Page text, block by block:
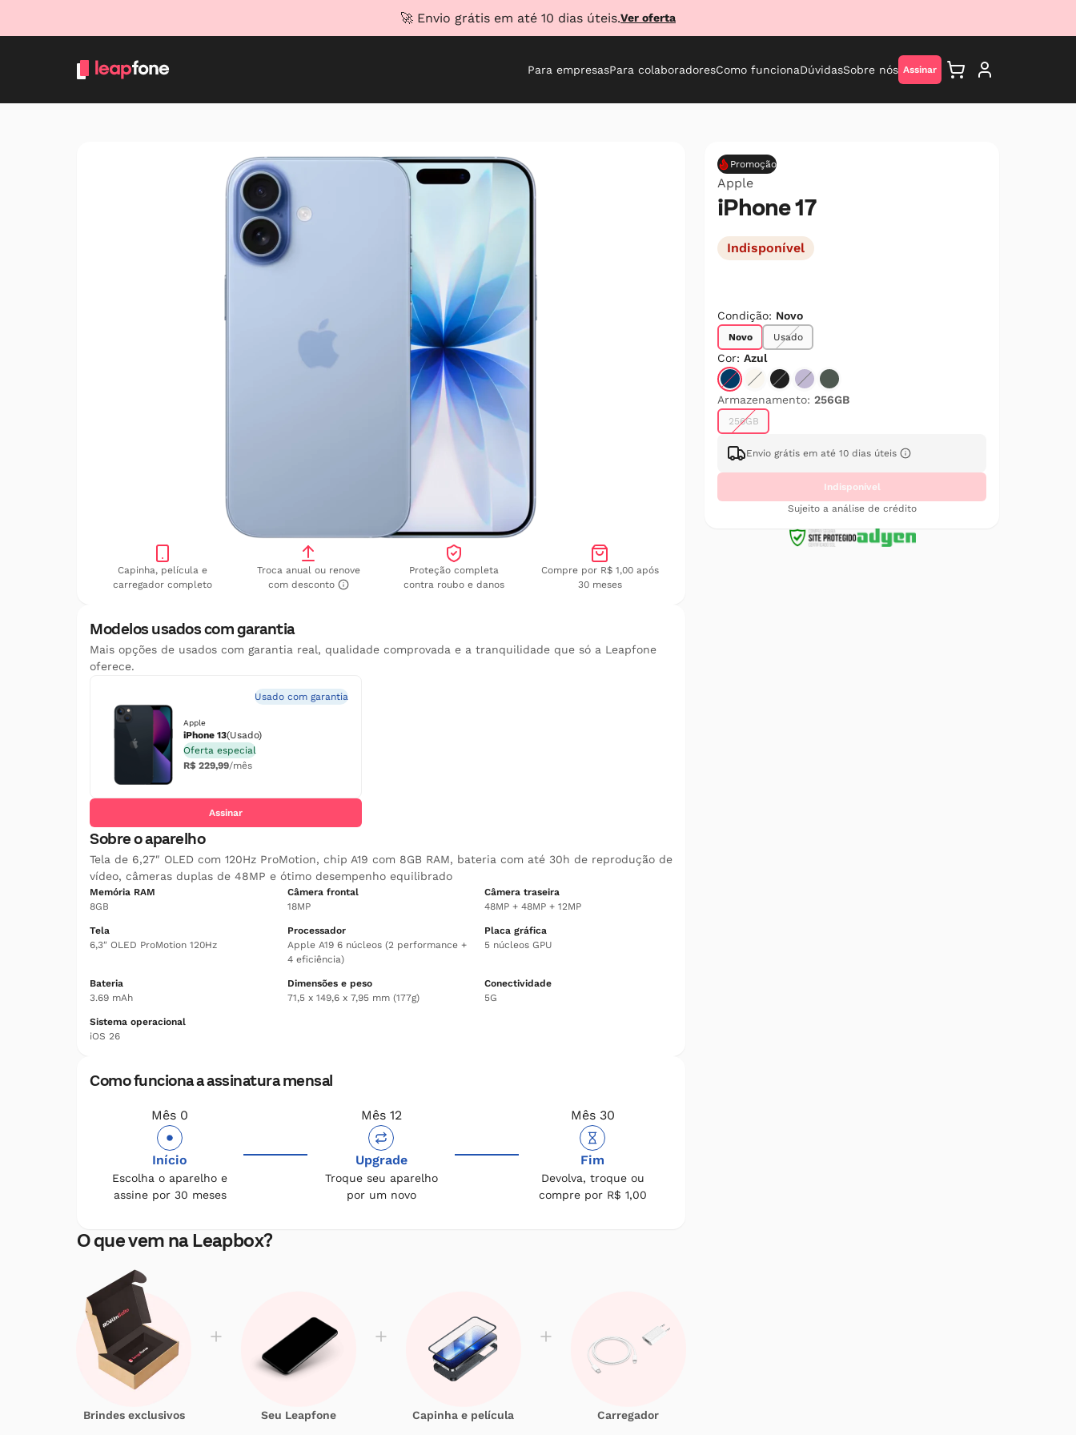
🚀 Envio grátis em até 10 dias úteis.Ver oferta
Para empresasPara colaboradoresComo funcionaDúvidasSobre nós Assinar
Capinha, película e
carregador completo
Troca anual ou renove
com desconto
Proteção completa
contra roubo e danos
Compre por R$ 1,00 após
30 meses
Modelos usados com garantia
Mais opções de usados com garantia real, qualidade comprovada e a tranquilidade que só a Leapfone
oferece.
Usado com garantia
Apple
iPhone 13(Usado)
Oferta especial
R$ 229,99/mês
Assinar
Sobre o aparelho
Tela de 6,27″ OLED com 120Hz ProMotion, chip A19 com 8GB RAM, bateria com até 30h de reprodução de
vídeo, câmeras duplas de 48MP e ótimo desempenho equilibrado
Memória RAM
8GB
Câmera frontal
18MP
Câmera traseira
48MP + 48MP + 12MP
Tela
6,3″ OLED ProMotion 120Hz
Processador
Apple A19 6 núcleos (2 performance +
4 eficiência)
Placa gráfica
5 núcleos GPU
Bateria
3.69 mAh
Dimensões e peso
71,5 x 149,6 x 7,95 mm (177g)
Conectividade
5G
Sistema operacional
iOS 26
Como funciona a assinatura mensal
Início
Mês 0
Escolha o aparelho e
assine por 30 meses
Upgrade
Mês 12
Troque seu aparelho
por um novo
Fim
Mês 30
Devolva, troque ou
compre por R$ 1,00
O que vem na Leapbox?
Brindes exclusivos Seu Leapfone Capinha e película Carregador
Promoção
Apple
iPhone 17
Indisponível
Condição: Novo
Novo Usado
Cor: Azul
Armazenamento: 256GB
256GB
Envio grátis em até 10 dias úteis
Indisponível
Sujeito a análise de crédito